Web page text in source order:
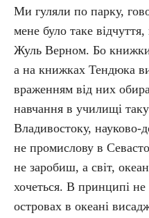
Ми гуляли по парку,
мене було таке
Жуль Верном. Бо
а на книжках Тендюка
враженням від них
навчання в училищі
Владивостоку, науково-
не промислову в
не заробиш, а світ,
хочеться. В принципі не
островах в океані